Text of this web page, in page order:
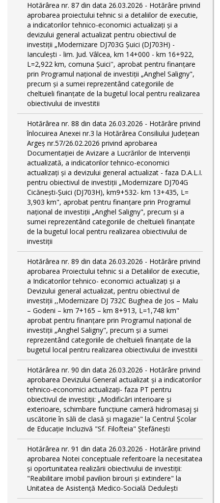
Hotărârea nr. 87 din data 26.03.2026 - Hotărâre privind
aprobarea proiectului tehnic si a detaliilor de executie,
a indicatorilor tehnico-economici actualizaţi și a
devizului general actualizat pentru obiectivul de
investiții „Modernizare DJ703G Șuici (DJ703H) -
Ianculești - lim. Jud. Vâlcea, km 14+000 - km 16+922,
L=2,922 km, comuna Șuici'', aprobat pentru finanțare
prin Programul național de investiții „Anghel Saligny",
precum și a sumei reprezentând categoriile de
cheltuieli finanțate de la bugetul local pentru realizarea
obiectivului de investitii
Hotărârea nr. 88 din data 26.03.2026 - Hotărâre privind
înlocuirea Anexei nr.3 la Hotărârea Consiliului Județean
Argeș nr.57/26.02.2026 privind aprobarea
Documentației de Avizare a Lucrărilor de Intervenții
actualizată, a indicatorilor tehnico-economici
actualizați și a devizului general actualizat - faza D.A.L.I.
pentru obiectivul de investiţii „Modernizare DJ704G
Cicănești-Șuici (DJ703H), km9+532- km 13+435, L=
3,903 km", aprobat pentru finanțare prin Programul
național de investiții „Anghel Saligny", precum și a
sumei reprezentând categoriile de cheltuieli finanțate
de la bugetul local pentru realizarea obiectivului de
investiții
Hotărârea nr. 89 din data 26.03.2026 - Hotărâre privind
aprobarea Proiectului tehnic si a Detaliilor de executie,
a Indicatorilor tehnico- economici actualizaţi și a
Devizului general actualizat, pentru obiectivul de
investiții ,,Modernizare DJ 732C Bughea de Jos – Malu
– Godeni – km 7+165 – km 8+913, L=1,748 km"
aprobat pentru finanțare prin Programul național de
investiții „Anghel Saligny", precum și a sumei
reprezentând categoriile de cheltuieli finanțate de la
bugetul local pentru realizarea obiectivului de investitii
Hotărârea nr. 90 din data 26.03.2026 - Hotărâre privind
aprobarea Devizului General actualizat și a indicatorilor
tehnico-economici actualizați- faza PT pentru
obiectivul de investiții: „Modificări interioare și
exterioare, schimbare funcțiune cameră hidromasaj și
uscătorie în săli de clasă și magazie" la Centrul Școlar
de Educație Incluzivă "Sf. Filofteia" Ștefănești
Hotărârea nr. 91 din data 26.03.2026 - Hotărâre privind
aprobarea Notei conceptuale referitoare la necesitatea
și oportunitatea realizării obiectivului de investiții:
"Reabilitare imobil pavilion birouri și extindere" la
Unitatea de Asistență Medico-Socială Dedulești